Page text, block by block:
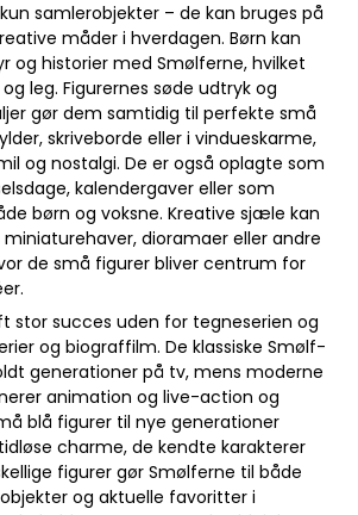
samlerobjekter – de kan bruges på
måder i hverdagen. Børn kan
og historier med Smølferne, hvilket
leg. Figurernes søde udtryk og
gør dem samtidig til perfekte små
skriveborde eller i vindueskarme,
og nostalgi. De er også oplagte som
kalendergaver eller som
børn og voksne. Kreative sjæle kan
dioramaer eller andre
de små figurer bliver centrum for
stor succes uden for tegneserien og
og biograffilm. De klassiske Smølf-
generationer på tv, mens moderne
animation og live-action og
blå figurer til nye generationer
charme, de kendte karakterer
figurer gør Smølferne til både
og aktuelle favoritter i